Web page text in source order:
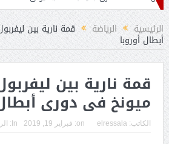
الرئيسية الرياضة قمة نارية بين
أبطال أوروبا
قمة نارية بين
ميونخ فى دورى
الكاتب: elressala
on: فبراير 19, 2019 In: